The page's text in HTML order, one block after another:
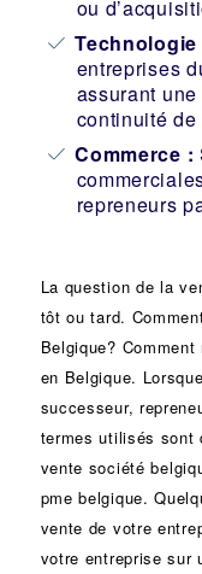
ou
Technologie
entreprises
assurant
continuité de
Commerce :
repreneurs
La question de la
tôt ou tard.
Belgique?
en Belgique.
successeur,
termes utilisés sont
vente société
pme belgique.
vente de votre
votre entreprise sur